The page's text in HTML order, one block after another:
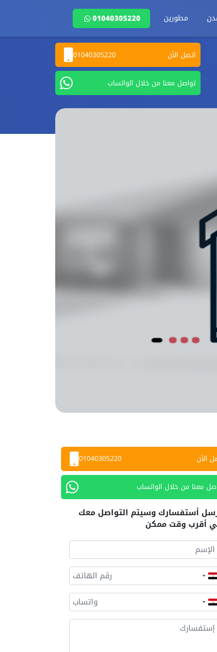
مطورين 01040305220
اتصل الأن 01040305220
تواصل معنا من خلال الواتساب
الأن 01040305220
معنا من خلال الواتساب
أستفسارك وسيتم التواصل معك
أقرب وقت ممكن